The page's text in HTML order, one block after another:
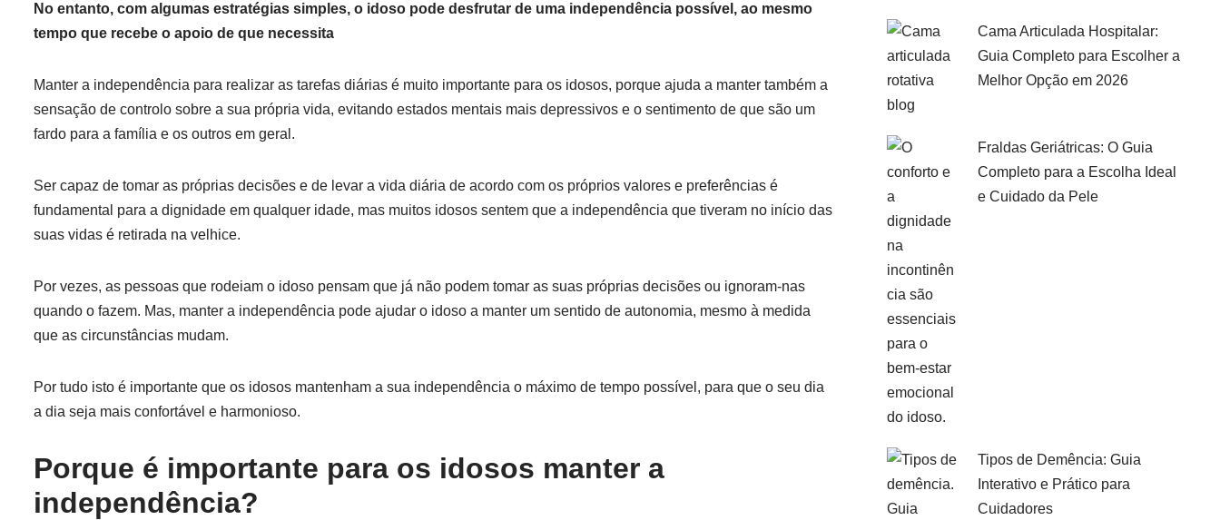
No entanto, com algumas estratégias simples, o idoso pode desfrutar de uma independência possível, ao mesmo
tempo que recebe o apoio de que necessita
Manter a independência para realizar as tarefas diárias é muito importante para os idosos, porque ajuda a manter também a
sensação de controlo sobre a sua própria vida, evitando estados mentais mais depressivos e o sentimento de que são um
fardo para a família e os outros em geral.
Ser capaz de tomar as próprias decisões e de levar a vida diária de acordo com os próprios valores e preferências é
fundamental para a dignidade em qualquer idade, mas muitos idosos sentem que a independência que tiveram no início das
suas vidas é retirada na velhice.
Por vezes, as pessoas que rodeiam o idoso pensam que já não podem tomar as suas próprias decisões ou ignoram-nas
quando o fazem. Mas, manter a independência pode ajudar o idoso a manter um sentido de autonomia, mesmo à medida
que as circunstâncias mudam.
Por tudo isto é importante que os idosos mantenham a sua independência o máximo de tempo possível, para que o seu dia
a dia seja mais confortável e harmonioso.
Porque é importante para os idosos manter a
independência?
Cama Articulada Hospitalar:
Guia Completo para Escolher a
Melhor Opção em 2026
Fraldas Geriátricas: O Guia
Completo para a Escolha Ideal
e Cuidado da Pele
Tipos de Demência: Guia
Interativo e Prático para
Cuidadores